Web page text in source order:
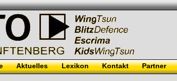
Aktuelles Lexikon Kontakt Partner